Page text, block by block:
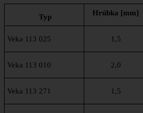
Typ Hrúbka [mm]
Veka 113 025 1,5
Veka 113 010 2,0
Veka 113 271 1,5